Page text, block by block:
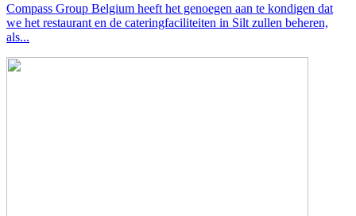
Compass Group Belgium heeft het genoegen aan te kondigen dat
we het restaurant en de cateringfaciliteiten in Silt zullen beheren,
als...